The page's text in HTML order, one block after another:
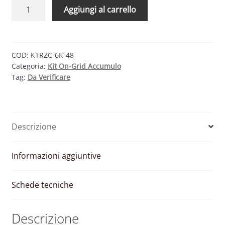
FOTOVOLTAICO
TRIENERGIA
–
ZCS
4.8
quantità
Aggiungi al carrello
COD: KTRZC-6K-48
Categoria: Kit On-Grid Accumulo
Tag: Da Verificare
Descrizione
Informazioni aggiuntive
Schede tecniche
Descrizione